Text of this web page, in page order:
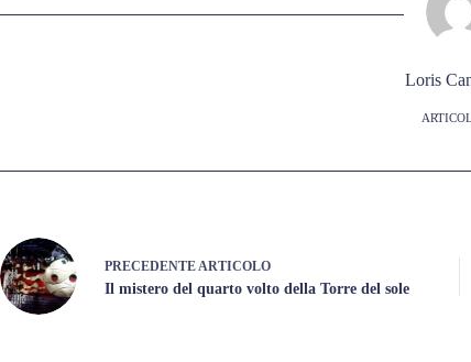
Loris
PRECEDENTE ARTICOLO
Il mistero del quarto volto della Torre del sole